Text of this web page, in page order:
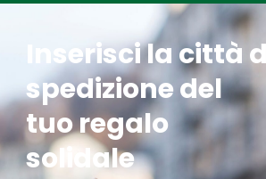
Inserisci la città
spedizione del
tuo regalo
solidale